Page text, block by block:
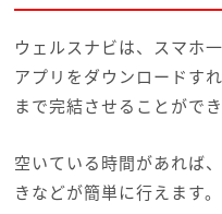
ウェルスナビは、スマホ
アプリをダウンロードす
まで完結させることができ
空いている時間があれば
きなどが簡単に行えます。